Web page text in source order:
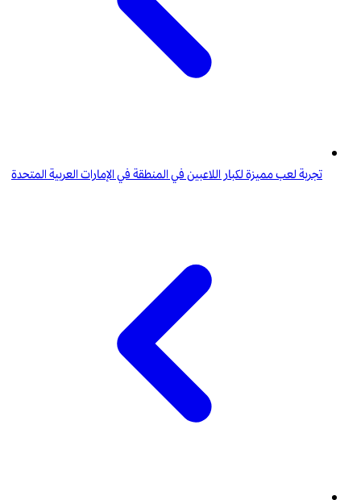
تجربة لعب مميزة لكبار اللاعبين في المنطقة في الإمارات العربية المتحدة